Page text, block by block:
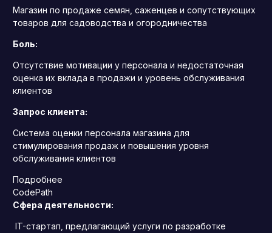
Магазин по продаже семян, саженцев и сопутствующих
товаров для садоводства и огородничества
Боль:
Отсутствие мотивации у персонала и недостаточная
оценка их вклада в продажи и уровень обслуживания
клиентов
Запрос клиента:
Система оценки персонала магазина для
стимулирования продаж и повышения уровня
обслуживания клиентов
Подробнее
CodePath
Сфера деятельности:
IT-стартап, предлагающий услуги по разработке